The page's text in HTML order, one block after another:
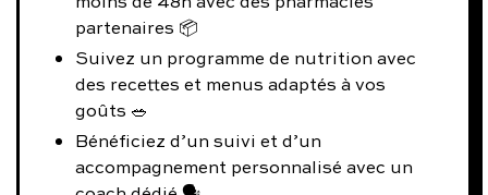
partenaires 📦
Suivez un programme de nutrition avec
des recettes et menus adaptés à vos
goûts 🥗
Bénéficiez d’un suivi et d’un
accompagnement personnalisé avec un